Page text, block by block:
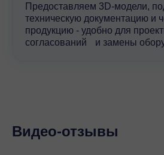
Предоставляем 3D-модели,
техническую документацию
продукцию - удобно для
согласований и замены
Видео-отзывы